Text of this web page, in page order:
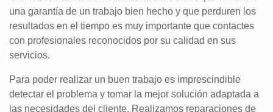
una garantía de un trabajo bien hecho y que perduren los
resultados en el tiempo es muy importante que contactes
con profesionales reconocidos por su calidad en sus
servicios.
Para poder realizar un buen trabajo es imprescindible
detectar el problema y tomar la mejor solución adaptada a
las necesidades del cliente. Realizamos reparaciones de